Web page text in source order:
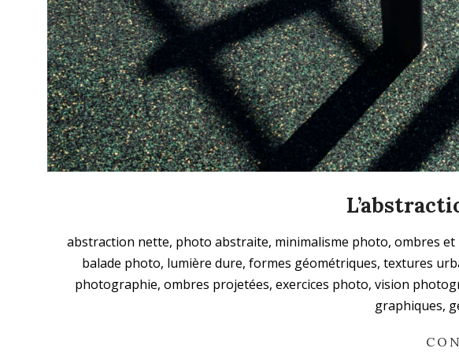
abstraction nette, photo abstraite, minimalisme photo, ombres
balade photo, lumière dure, formes géométriques, textures
photographie, ombres projetées, exercices photo, vision
graphiques,